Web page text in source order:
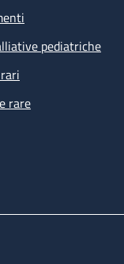
pediatriche
rare